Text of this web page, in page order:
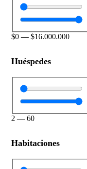
$0 — $16.000.000
Huéspedes
2 — 60
Habitaciones